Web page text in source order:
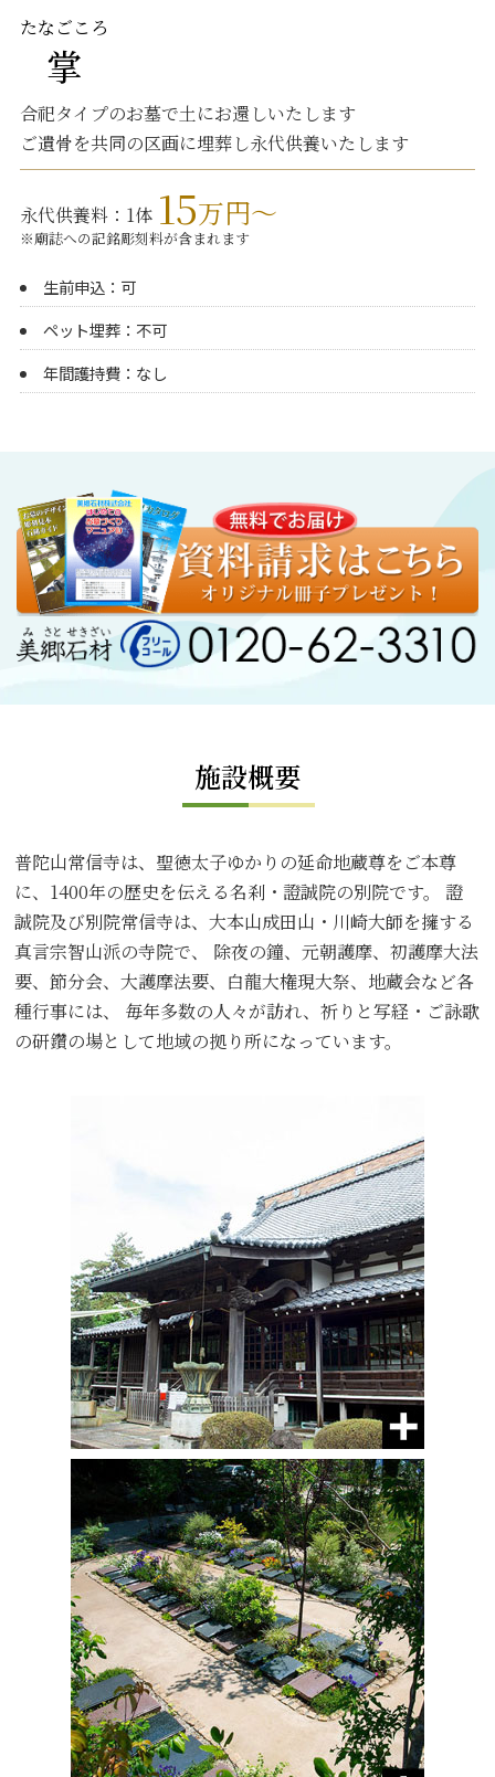
掌
たなごころ
合祀タイプのお墓で土にお還しいたします
ご遺骨を共同の区画に埋葬し永代供養いたします
永代供養料：1体 15万円～
※廟誌への記銘彫刻料が含まれます
生前申込：可
ペット埋葬：不可
年間護持費：なし
施設概要
普陀山常信寺は、聖徳太子ゆかりの延命地蔵尊をご本尊
に、1400年の歴史を伝える名刹・證誠院の別院です。 證
誠院及び別院常信寺は、大本山成田山・川崎大師を擁する
真言宗智山派の寺院で、 除夜の鐘、元朝護摩、初護摩大法
要、節分会、大護摩法要、白龍大権現大祭、地蔵会など各
種行事には、 毎年多数の人々が訪れ、祈りと写経・ご詠歌
の研鑽の場として地域の拠り所になっています。